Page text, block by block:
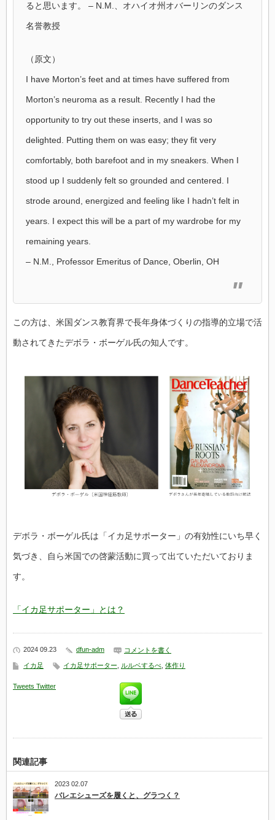
ると思います。 – N.M.、オハイオ州オバーリンのダンス
名誉教授
（原文）
I have Morton’s feet and at times have suffered from
Morton’s neuroma as a result. Recently I had the
opportunity to try out these inserts, and I was so
delighted. Putting them on was easy; they fit very
comfortably, both barefoot and in my sneakers. When I
stood up I suddenly felt so grounded and centered. I
strode around, energized and feeling like I hadn’t felt in
years. I expect this will be a part of my wardrobe for my
remaining years.
– N.M., Professor Emeritus of Dance, Oberlin, OH
この方は、米国ダンス教育界で長年身体づくりの指導的立場で活
動されてきたデボラ・ボーゲル氏の知人です。
デボラ・ボーゲル氏は「イカ足サポーター」の有効性にいち早く
気づき、自ら米国での啓蒙活動に買って出ていただいておりま
す。
「イカ足サポーター」とは？
2024 09.23 dfun-adm コメントを書く
イカ足 イカ足サポーター ルルベするべ 体作り
Tweets Twitter
関連記事
2023 02.07
バレエシューズを履くと、グラつく？